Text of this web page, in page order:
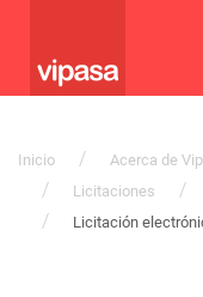
Inicio Acerca de
Licitaciones
Licitación